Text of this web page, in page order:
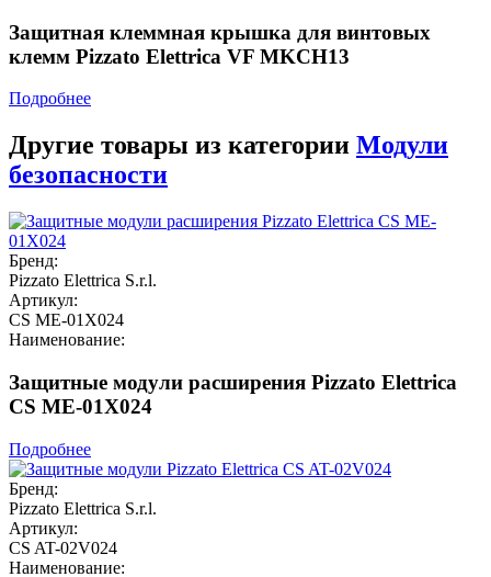
Защитная клеммная крышка для винтовых
клемм Pizzato Elettrica VF MKCH13
Подробнее
Другие товары из категории Модули
безопасности
Бренд:
Pizzato Elettrica S.r.l.
Артикул:
CS ME-01X024
Наименование:
Защитные модули расширения Pizzato Elettrica
CS ME-01X024
Подробнее
Бренд:
Pizzato Elettrica S.r.l.
Артикул:
CS AT-02V024
Наименование: